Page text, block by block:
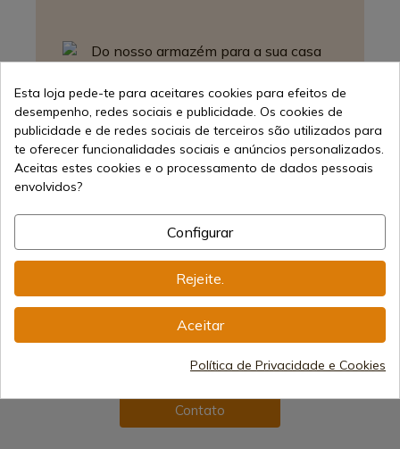
Do nosso armazém para a sua casa
Suporte ao Cliente
Fale Conosco
Se precisar de mais informações sobre algum dos
nossos produtos ou serviços, não hesite em contactar-
nos.
Contato
Esta loja pede-te para aceitares cookies para efeitos de
desempenho, redes sociais e publicidade. Os cookies de
publicidade e de redes sociais de terceiros são utilizados para
te oferecer funcionalidades sociais e anúncios personalizados.
Aceitas estes cookies e o processamento de dados pessoais
envolvidos?
Configurar
Rejeite.
Aceitar
Política de Privacidade e Cookies